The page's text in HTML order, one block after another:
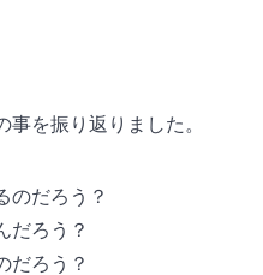
を振り返りました。
のだろう？
だろう？
だろう？